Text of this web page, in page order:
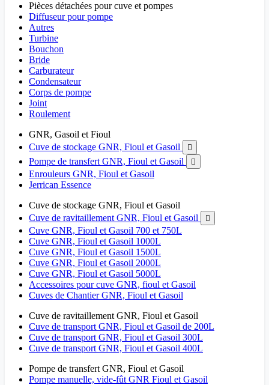
Pièces détachées pour cuve et pompes
Diffuseur pour pompe
Autres
Turbine
Bouchon
Bride
Carburateur
Condensateur
Corps de pompe
Joint
Roulement
GNR, Gasoil et Fioul
Cuve de stockage GNR, Fioul et Gasoil

Pompe de transfert GNR, Fioul et Gasoil 
Enrouleurs GNR, Fioul et Gasoil
Jerrican Essence
Cuve de stockage GNR, Fioul et Gasoil
Cuve de ravitaillement GNR, Fioul et Gasoil

Cuve GNR, Fioul et Gasoil 700 et 750L
Cuve GNR, Fioul et Gasoil 1000L
Cuve GNR, Fioul et Gasoil 1500L
Cuve GNR, Fioul et Gasoil 2000L
Cuve GNR, Fioul et Gasoil 5000L
Accessoires pour cuve GNR, fioul et Gasoil
Cuves de Chantier GNR, Fioul et Gasoil
Cuve de ravitaillement GNR, Fioul et Gasoil
Cuve de transport GNR, Fioul et Gasoil de 200L
Cuve de transport GNR, Fioul et Gasoil 300L
Cuve de transport GNR, Fioul et Gasoil 400L
Pompe de transfert GNR, Fioul et Gasoil
Pompe manuelle, vide-fût GNR Fioul et Gasoil